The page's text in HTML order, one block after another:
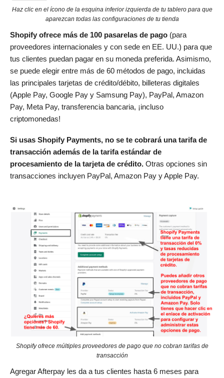
Haz clic en el ícono de la esquina inferior izquierda de tu tablero para que
aparezcan todas las configuraciones de tu tienda
Shopify ofrece más de 100 pasarelas de pago (para
proveedores internacionales y con sede en EE. UU.) para que
tus clientes puedan pagar en su moneda preferida. Asimismo,
se puede elegir entre más de 60 métodos de pago, incluidas
las principales tarjetas de crédito/débito, billeteras digitales
(Apple Pay, Google Pay y Samsung Pay), PayPal, Amazon
Pay, Meta Pay, transferencia bancaria, ¡incluso
criptomonedas!
Si usas Shopify Payments, no se te cobrará una tarifa de
transacción además de la tarifa estándar de
procesamiento de la tarjeta de crédito. Otras opciones sin
transacciones incluyen PayPal, Amazon Pay y Apple Pay.
Shopify ofrece múltiples proveedores de pago que no cobran tarifas de
transacción
Agregar Afterpay les da a tus clientes hasta 6 meses para